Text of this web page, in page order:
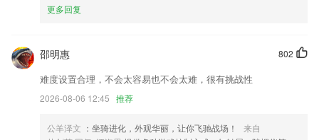
下载老版本皇家aaa三张牌更新了什么?
提升了详情页视频内容清晰度上限
内外网迁移
商品分享功能优化
更多回复
802
邵明惠
难度设置合理，不会太容易也不会太难，很有挑战性
2026-08-06 12:45 推荐
公羊泽文 ：坐骑进化，外观华丽，让你飞驰战场！
来自